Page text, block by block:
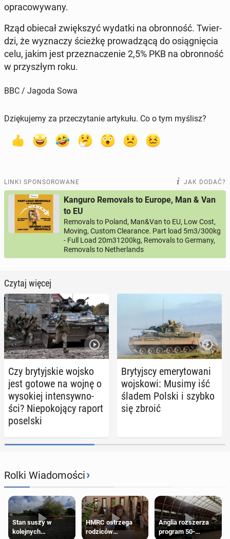
opra­co­wy­wa­ny.
Rząd obiecał zwięk­szyć wydatki na obron­ność. Twier­
dzi, że wy­zna­czy ścieżkę pro­wa­dzą­cą do osią­gnię­cia
celu, jakim jest prze­zna­cze­nie 2,5% PKB na obron­ność
w przy­szłym roku.
BBC / Jagoda Sowa
Dziękujemy za przeczytanie artykułu. Co o tym myślisz?
LINKI SPONSOROWANE JAK DODAĆ?
Kanguro Removals to Europe, Man & Van
to EU
Removals to Poland, Man&Van to EU, Low Cost,
Moving, Custom Clearance. Part load 5m3/300kg
- Full Load 20m31200kg, Removals to Germany,
Removals to Netherlands
Czytaj więcej
Czy bry­tyj­skie wojsko
jest gotowe na wojnę o
wy­so­kiej in­ten­syw­no­
ści? Nie­po­ko­ją­cy raport
po­sel­ski
Bry­tyj­scy eme­ry­to­wa­ni
woj­sko­wi: Musimy iść
śladem Polski i szybko
się zbroić
Rolki Wiadomości›
Stan suszy w
kolejnych
HMRC ostrzega
rodziców
Anglia rozszerza
program 50-